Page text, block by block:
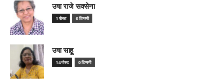
उषा राजे सक्सेना
1 पोस्ट 0 टिप्पणी
उषा साहू
14 पोस्ट 0 टिप्पणी